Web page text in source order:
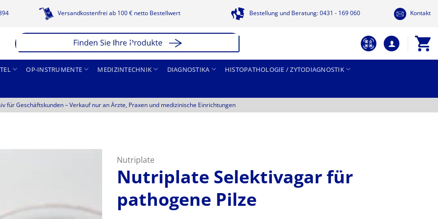
Versandkostenfrei ab 100 € netto Bestellwert Bestellung und Beratung: 0431 - 169 060 Kontakt
OP-INSTRUMENTE MEDIZINTECHNIK DIAGNOSTIKA HISTOPATHOLOGIE / ZYTODIAGNOSTIK
für Geschäftskunden –Verkauf nur an Ärzte, Praxen und medizinische Einrichtungen
Nutriplate
Nutriplate Selektivagar für
pathogene Pilze